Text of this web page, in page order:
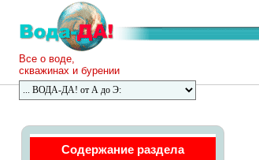
Все о воде,
скважинах и бурении
Содержание раздела